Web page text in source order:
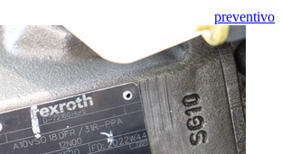
preventivo